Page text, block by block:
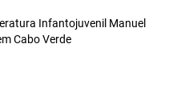
Infantojuvenil Manuel
Cabo Verde